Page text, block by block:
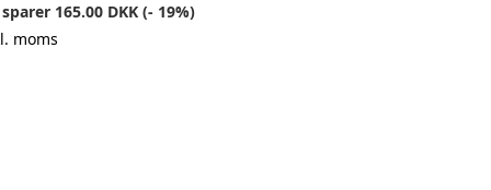
165.00 DKK (- 19%)
moms